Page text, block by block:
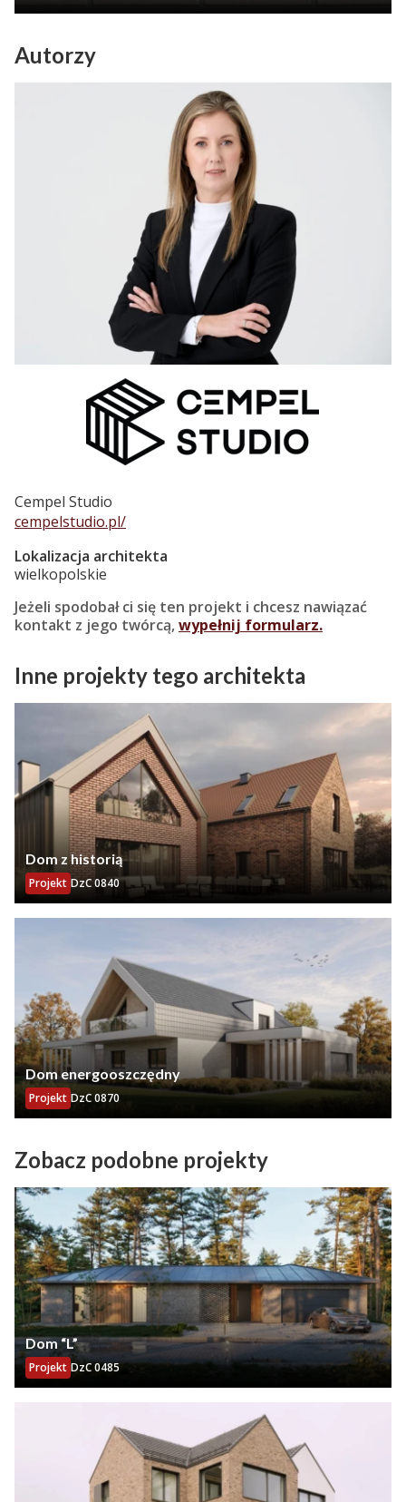
Autorzy
Cempel Studio
cempelstudio.pl/
Lokalizacja architekta
wielkopolskie
Jeżeli spodobał ci się ten projekt i chcesz nawiązać
kontakt z jego twórcą,wypełnij formularz.
Inne projekty tego architekta
Dom z historią
Projekt DzC 0840
Dom energooszczędny
Projekt DzC 0870
Zobacz podobne projekty
Dom “L”
Projekt DzC 0485